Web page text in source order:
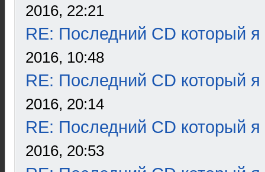
2016, 22:21
RE: Последний CD который я
2016, 10:48
RE: Последний CD который я
2016, 20:14
RE: Последний CD который я
2016, 20:53